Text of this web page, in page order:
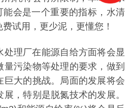
能会是一个重要的指标，水清
费试用，更少泥，更懂您！
处理厂在能源自给方面将会显
污染物等处理的要求，做到
巨大的挑战。局面的发展将会
，特别是脱氮技术的发展。